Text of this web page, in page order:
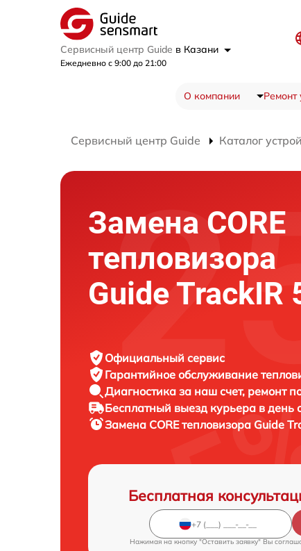
Сервисный центр Guide в Казани
Ежедневно с 9:00 до 21:00
О компании Ремонт
Сервисный центр Guide Каталог
Замена CORE
тепловизора
Guide TrackIR
Официальный сервис
Гарантийное обслуживание
Диагностика за наш счет, ремонт
Бесплатный выезд курьера в день
Замена CORE тепловизора Guide
Бесплатная
Нажимая на кнопку "Оставить заявку" Вы